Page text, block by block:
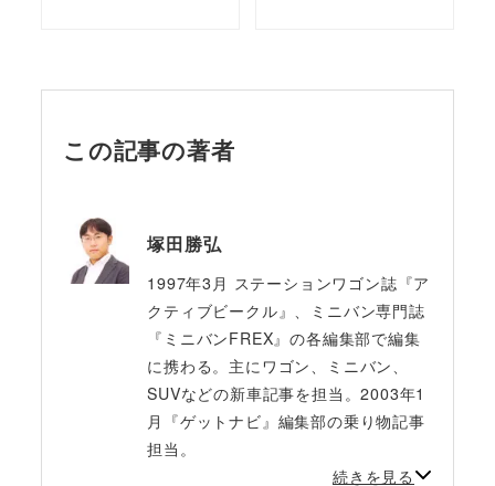
この記事の著者
塚田勝弘
1997年3月 ステーションワゴン誌『ア
クティブビークル』、ミニバン専門誌
『ミニバンFREX』の各編集部で編集
に携わる。主にワゴン、ミニバン、
SUVなどの新車記事を担当。2003年1
月『ゲットナビ』編集部の乗り物記事
担当。
続きを見る